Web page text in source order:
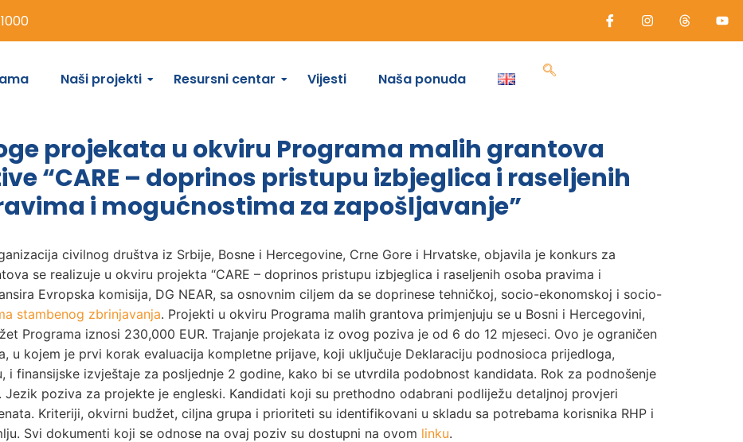
Naši projekti Resursni centar Vijesti Naša ponuda
projekata u okviru Programa malih grantova
“CARE – doprinos pristupu izbjeglica i raseljenih
i mogućnostima za zapošljavanje”
civilnog društva iz Srbije, Bosne i Hercegovine, Crne Gore i Hrvatske, objavila je konkurs za
se realizuje u okviru projekta “CARE – doprinos pristupu izbjeglica i raseljenih osoba pravima i
Evropska komisija, DG NEAR, sa osnovnim ciljem da se doprinese tehničkoj, socio-ekonomskoj i socio-
stambenog zbrinjavanja. Projekti u okviru Programa malih grantova primjenjuju se u Bosni i Hercegovini,
Programa iznosi 230,000 EUR. Trajanje projekata iz ovog poziva je od 6 do 12 mjeseci. Ovo je ograničen
u kojem je prvi korak evaluacija kompletne prijave, koji uključuje Deklaraciju podnosioca prijedloga,
i finansijske izvještaje za posljednje 2 godine, kako bi se utvrdila podobnost kandidata. Rok za podnošenje
Jezik poziva za projekte je engleski. Kandidati koji su prethodno odabrani podliježu detaljnoj provjeri
Kriteriji, okvirni budžet, ciljna grupa i prioriteti su identifikovani u skladu sa potrebama korisnika RHP i
Svi dokumenti koji se odnose na ovaj poziv su dostupni na ovom linku.